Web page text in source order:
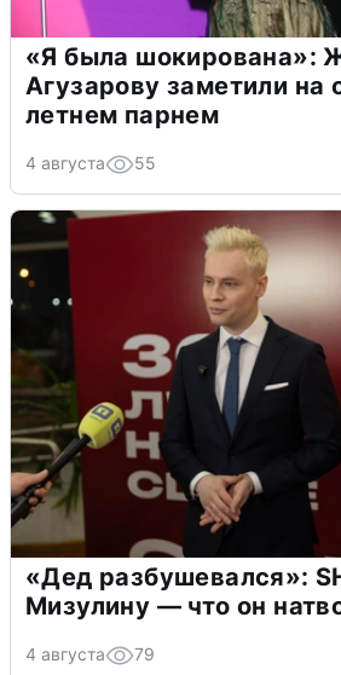
«Я была шокирована»:
Агузарову заметили на
летнем парнем
4 августа 55
«Дед разбушевался»:
Мизулину — что он
4 августа 79